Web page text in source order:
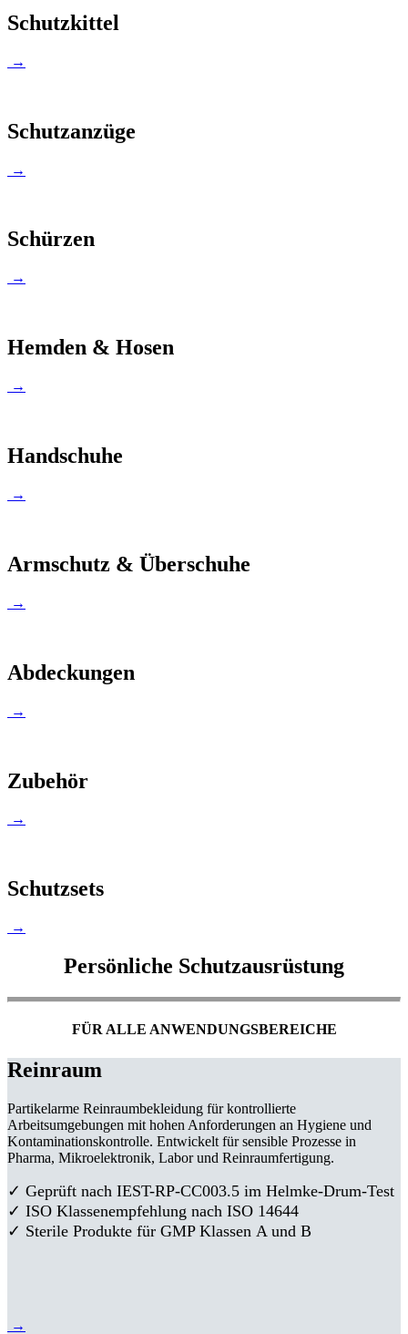
Schutzkittel
→
Schutzanzüge
→
Schürzen
→
Hemden & Hosen
→
Handschuhe
→
Armschutz & Überschuhe
→
Abdeckungen
→
Zubehör
→
Schutzsets
→
Persönliche Schutzausrüstung
FÜR ALLE ANWENDUNGSBEREICHE
Reinraum
Partikelarme Reinraumbekleidung für kontrollierte
Arbeitsumgebungen mit hohen Anforderungen an Hygiene und
Kontaminationskontrolle. Entwickelt für sensible Prozesse in
Pharma, Mikroelektronik, Labor und Reinraumfertigung.
✓ Geprüft nach IEST-RP-CC003.5 im Helmke-Drum-Test
✓ ISO Klassenempfehlung nach ISO 14644
✓ Sterile Produkte für GMP Klassen A und B
→